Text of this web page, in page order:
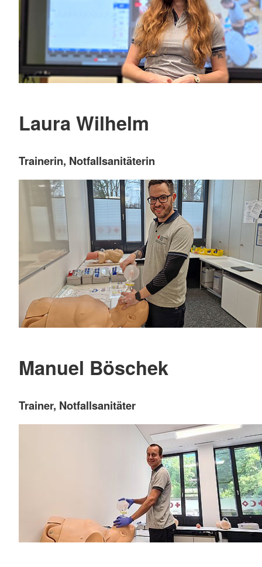
Laura Wilhelm
Trainerin, Notfallsanitäterin
Manuel Böschek
Trainer, Notfallsanitäter